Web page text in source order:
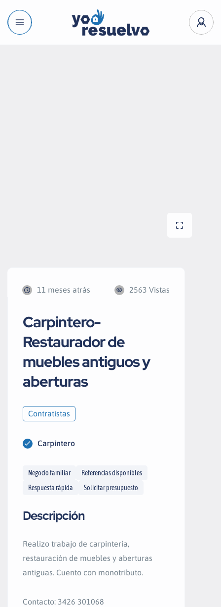
11 meses atrás 2563 Vistas
Carpintero-
Restaurador de
muebles antiguos y
aberturas
Contratistas
Carpintero
Negocio familiar
Referencias disponibles
Respuesta rápida
Solicitar presupuesto
Descripción
Realizo trabajo de carpintería,
restauración de muebles y aberturas
antiguas. Cuento con monotributo.
Contacto: 3426 301068